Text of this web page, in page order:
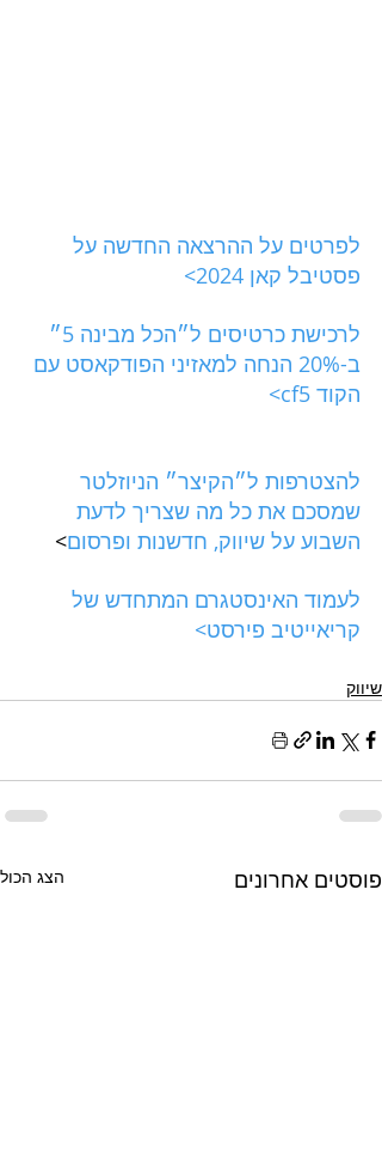
לפרטים על ההרצאה החדשה על
פסטיבל קאן 2024>
לרכישת כרטיסים ל״הכל מבינה 5״
ב-20% הנחה למאזיני הפודקאסט עם
הקוד cf5>
להצטרפות ל״הקיצר״ הניוזלטר
שמסכם את כל מה שצריך לדעת
השבוע על שיווק, חדשנות ופרסום>
לעמוד האינסטגרם המתחדש של
קריאייטיב פירסט>
שיווק
פוסטים אחרונים הצג הכול